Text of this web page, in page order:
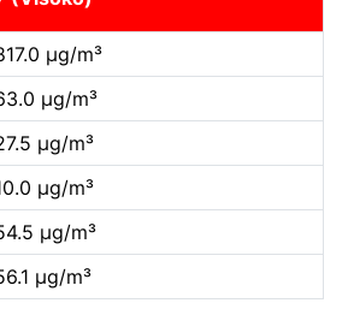
µg/m³
µg/m³
µg/m³
µg/m³
µg/m³
µg/m³